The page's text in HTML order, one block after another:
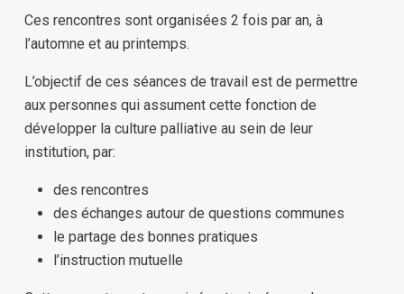
Ces rencontres sont organisées 2 fois par an, à
l’automne et au printemps.
L’objectif de ces séances de travail est de permettre
aux personnes qui assument cette fonction de
développer la culture palliative au sein de leur
institution, par:
des rencontres
des échanges autour de questions communes
le partage des bonnes pratiques
l’instruction mutuelle